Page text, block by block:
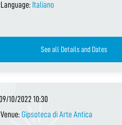
Language: Italiano
See all Details and Dates
10/2022 10:30
Venue: Gipsoteca di Arte Antica